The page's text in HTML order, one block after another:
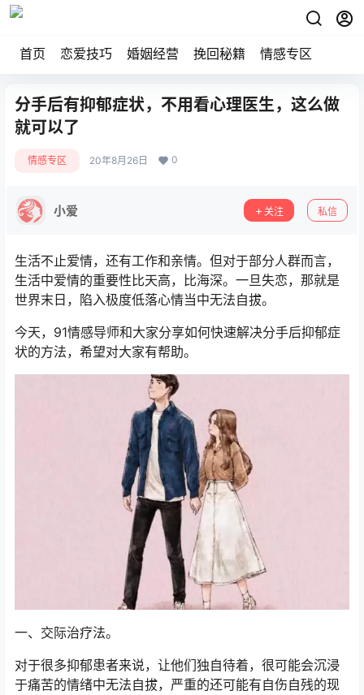
首页 恋爱技巧 婚姻经营 挽回秘籍 情感专区
分手后有抑郁症状，不用看心理医生，这么做
就可以了
情感专区 20年8月26日 0
小爱 关注 私信
生活不止爱情，还有工作和亲情。但对于部分人群而言，
生活中爱情的重要性比天高，比海深。一旦失恋，那就是
世界末日，陷入极度低落心情当中无法自拔。
今天，91情感导师和大家分享如何快速解决分手后抑郁症
状的方法，希望对大家有帮助。
一、交际治疗法。
对于很多抑郁患者来说，让他们独自待着，很可能会沉浸
于痛苦的情绪中无法自拔，严重的还可能有自伤自残的现